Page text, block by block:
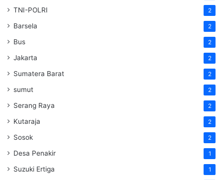
TNI-POLRI 2
Barsela 2
Bus 2
Jakarta 2
Sumatera Barat 2
sumut 2
Serang Raya 2
Kutaraja 2
Sosok 2
Desa Penakir 1
Suzuki Ertiga 1